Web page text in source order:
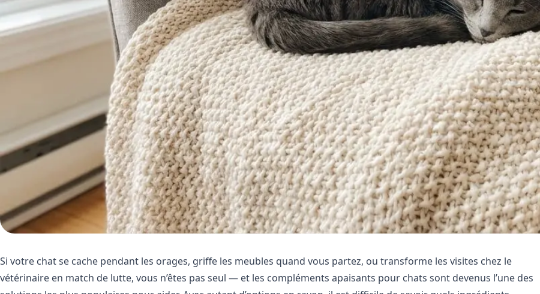
Si votre chat se cache pendant les orages, griffe les meubles quand vous partez, ou transforme les visites chez le
vétérinaire en match de lutte, vous n’êtes pas seul — et les compléments apaisants pour chats sont devenus l’une des